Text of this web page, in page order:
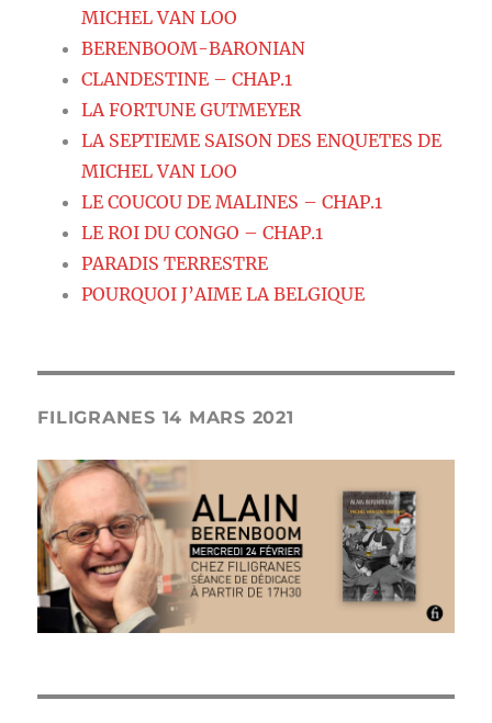
MICHEL VAN LOO
BERENBOOM-BARONIAN
CLANDESTINE – CHAP.1
LA FORTUNE GUTMEYER
LA SEPTIEME SAISON DES ENQUETES DE
MICHEL VAN LOO
LE COUCOU DE MALINES – CHAP.1
LE ROI DU CONGO – CHAP.1
PARADIS TERRESTRE
POURQUOI J’AIME LA BELGIQUE
FILIGRANES 14 MARS 2021